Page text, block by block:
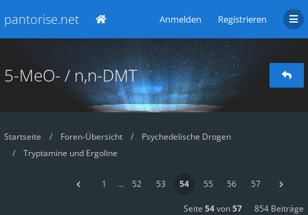
pantorise.net Anmelden Registrieren
5-MeO- / n,n-DMT
Startseite Foren-Übersicht
Psychedelische Drogen
Tryptamine und Ergoline
1 … 52 53 54 55 56 57
Seite 54von57 854 Beiträge